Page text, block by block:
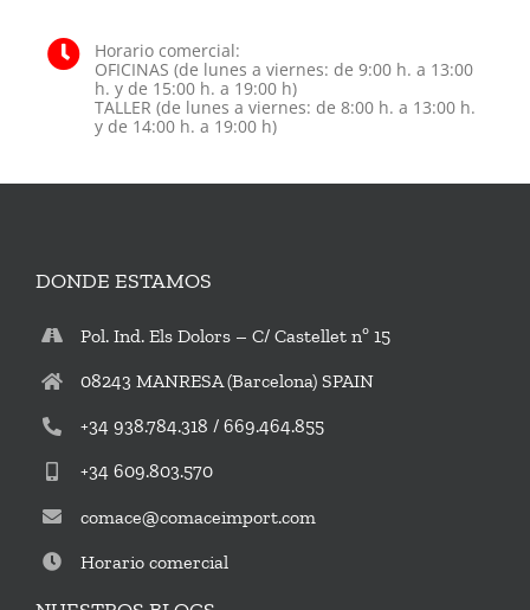
Horario comercial:
OFICINAS (de lunes a viernes: de 9:00 h. a 13:00
h. y de 15:00 h. a 19:00 h)
TALLER (de lunes a viernes: de 8:00 h. a 13:00 h.
y de 14:00 h. a 19:00 h)
DONDE ESTAMOS
Pol. Ind. Els Dolors – C/ Castellet nº 15
08243 MANRESA (Barcelona) SPAIN
+34 938.784.318 / 669.464.855
+34 609.803.570
comace@comaceimport.com
Horario comercial